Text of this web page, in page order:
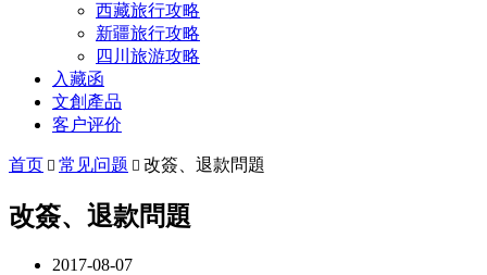
西藏旅行攻略
新疆旅行攻略
四川旅游攻略
入藏函
文創產品
客户评价
首页  常见问题  改簽、退款問題
改簽、退款問題
2017-08-07